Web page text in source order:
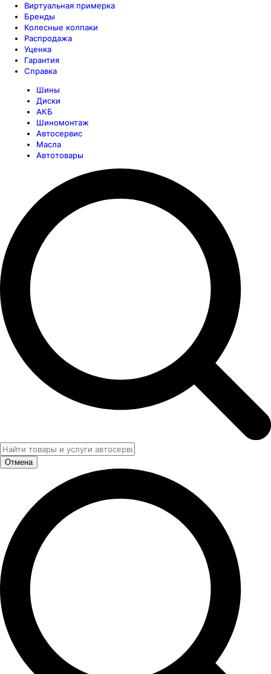
Виртуальная примерка
Бренды
Колесные колпаки
Распродажа
Уценка
Гарантия
Справка
Шины
Диски
АКБ
Шиномонтаж
Автосервис
Масла
Автотовары
Отмена